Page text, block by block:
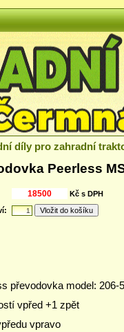
díly pro zahradní
Peerless
Kč s DPH
převodovka model: 206-
vpřed +1 zpět
vpravo